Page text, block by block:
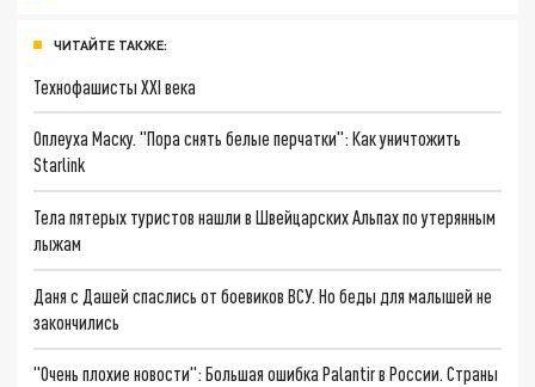
ЧИТАЙТЕ ТАКЖЕ:
Технофашисты XXI века
Оплеуха Маску. "Пора снять белые перчатки": Как уничтожить
Starlink
Тела пятерых туристов нашли в Швейцарских Альпах по утерянным
лыжам
Даня с Дашей спаслись от боевиков ВСУ. Но беды для малышей не
закончились
"Очень плохие новости": Большая ошибка Palantir в России. Страны